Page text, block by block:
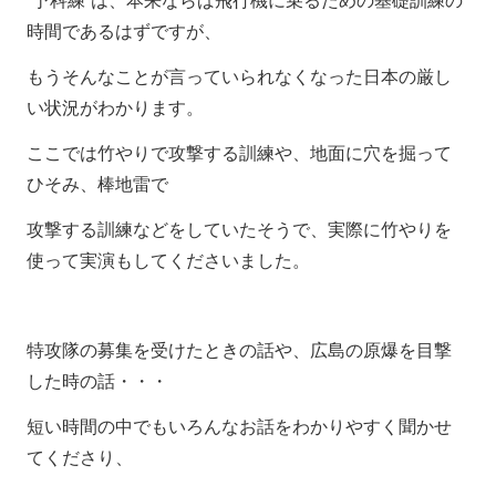
時間であるはずですが、
もうそんなことが言っていられなくなった日本の厳し
い状況がわかります。
ここでは竹やりで攻撃する訓練や、地面に穴を掘って
ひそみ、棒地雷で
攻撃する訓練などをしていたそうで、実際に竹やりを
使って実演もしてくださいました。
特攻隊の募集を受けたときの話や、広島の原爆を目撃
した時の話・・・
短い時間の中でもいろんなお話をわかりやすく聞かせ
てくださり、